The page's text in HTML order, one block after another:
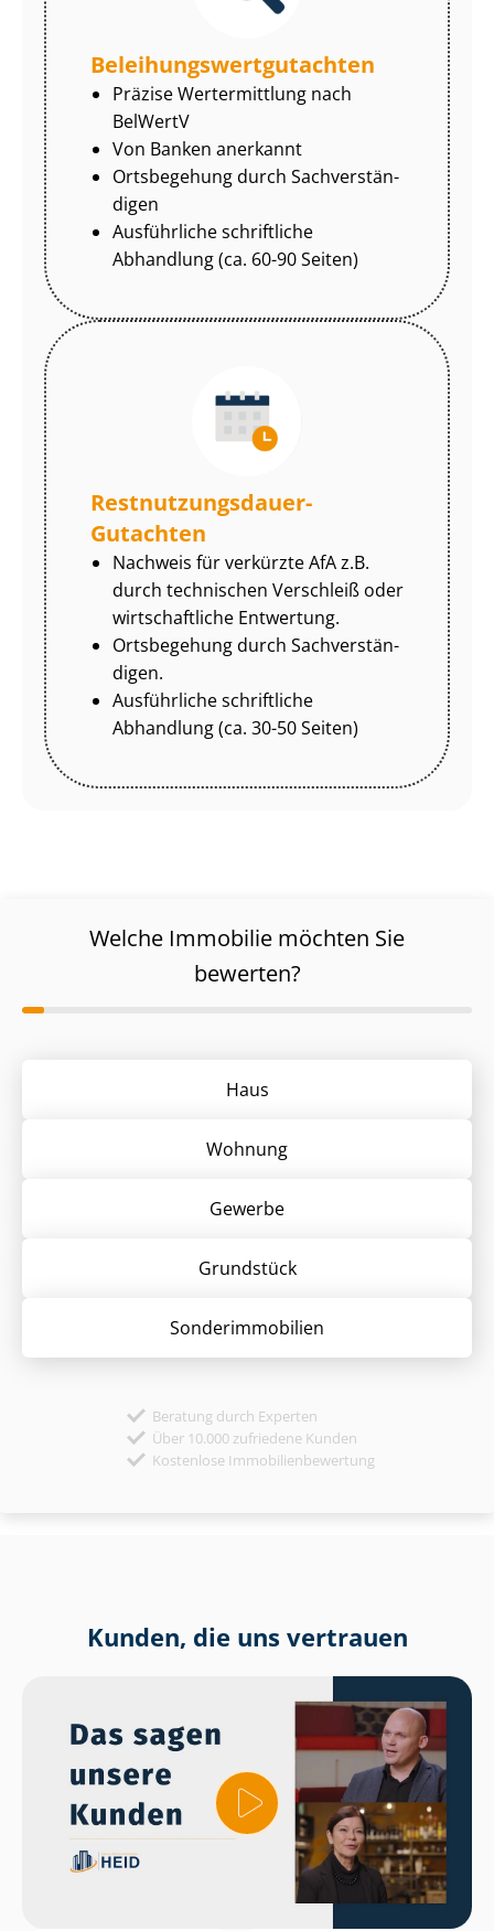
Be­lei­hungs­wert­gut­ach­ten
Präzise Wertermittlung nach
BelWertV
Von Banken anerkannt
Ortsbegehung durch Sach­ver­stän­
di­gen
Ausführliche schriftliche
Abhandlung (ca. 60-90 Seiten)
Rest­nut­zungs­dau­er-
Gutachten
Nachweis für verkürzte AfA z.B.
durch technischen Verschleiß oder
wirtschaftliche Entwertung.
Ortsbegehung durch Sach­ver­stän­
di­gen.
Ausführliche schriftliche
Abhandlung (ca. 30-50 Seiten)
Welche Immobilie möchten Sie
bewerten?
Haus
Wohnung
Gewerbe
Grund­stück
Sonder­immobilien
Beratung durch Experten
Über 10.000 zufriedene Kunden
Kostenlose Immobilienbewertung
Kunden, die uns vertrauen